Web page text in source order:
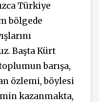
Türkiye
bölgede
Başta Kürt
barışa,
özlemi, böylesi
kazanmakta,